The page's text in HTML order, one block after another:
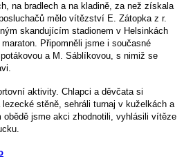
na bradlech a na kladině, za než získala
mělo vítězství E. Zátopka z r.
skandujícím stadionem v Helsinkách
Připomněli jsme i současné
a M. Sáblíkovou, s nimiž se
aktivity. Chlapci a děvčata si
stěně, sehráli turnaj v kuželkách a
obědě jsme akci zhodnotili, vyhlásili vítěze